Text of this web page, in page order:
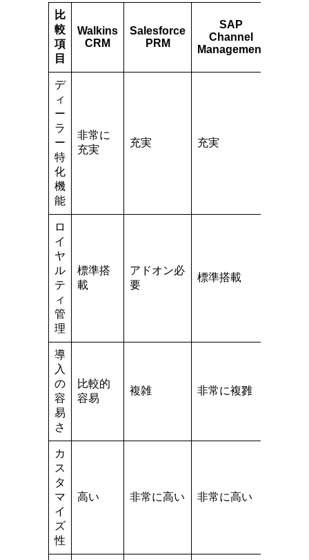
比
較
項
目
Walkins
CRM
Salesforce
PRM
SAP
Channel
Management
デ
ィ
ー
ラ
ー
特
化
機
能
非常に
充実
充実 充実
ロ
イ
ヤ
ル
テ
ィ
管
理
標準搭
載
アドオン必
要
標準搭載
導
入
の
容
易
さ
比較的
容易
複雑 非常に複雡
カ
ス
タ
マ
イ
ズ
性
高い 非常に高い 非常に高い